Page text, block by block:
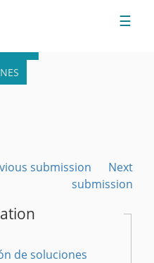
submission
Next
submission
de soluciones
☰